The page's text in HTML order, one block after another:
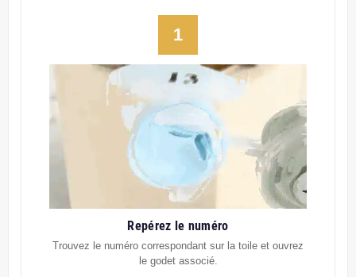
1
Repérez le numéro
Trouvez le numéro correspondant sur la toile et ouvrez
le godet associé.